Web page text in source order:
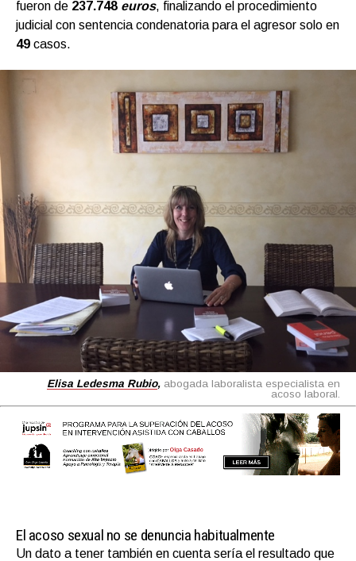
fueron de 237.748 euros, finalizando el procedimiento
judicial con sentencia condenatoria para el agresor solo en
49 casos.
Elisa Ledesma Rubio, abogada laboralista especialista en
acoso laboral.
El acoso sexual no se denuncia habitualmente
Un dato a tener también en cuenta sería el resultado que